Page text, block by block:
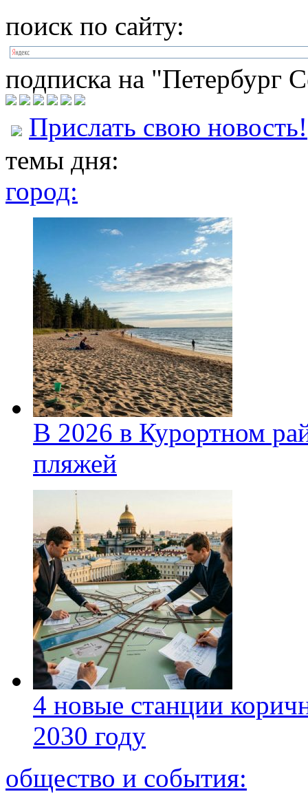
поиск по сайту:
подписка на "Петербург
Прислать свою новость!
темы дня:
город:
В 2026 в Курортном
пляжей
4 новые станции
2030 году
общество и события: